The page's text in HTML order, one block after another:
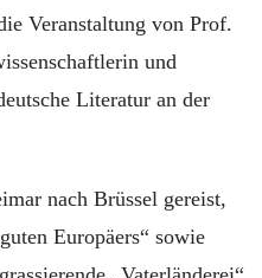
Veranstaltung von Prof.
und
Literatur an der
nach Brüssel gereist,
Europäers“ sowie